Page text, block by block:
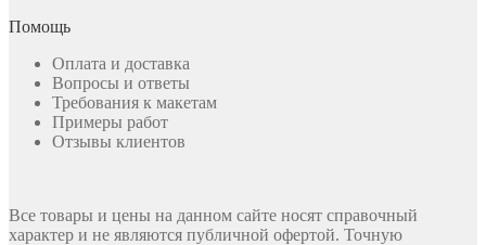
Помощь
Оплата и доставка
Вопросы и ответы
Требования к макетам
Примеры работ
Отзывы клиентов
Все товары и цены на данном сайте носят справочный
характер и не являются публичной офертой. Точную